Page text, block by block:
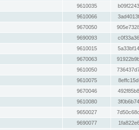
9610035
9610066
9670050
9690093
9610015
9670063
9610050
9610075
9670046
9610080
9650027
9690077